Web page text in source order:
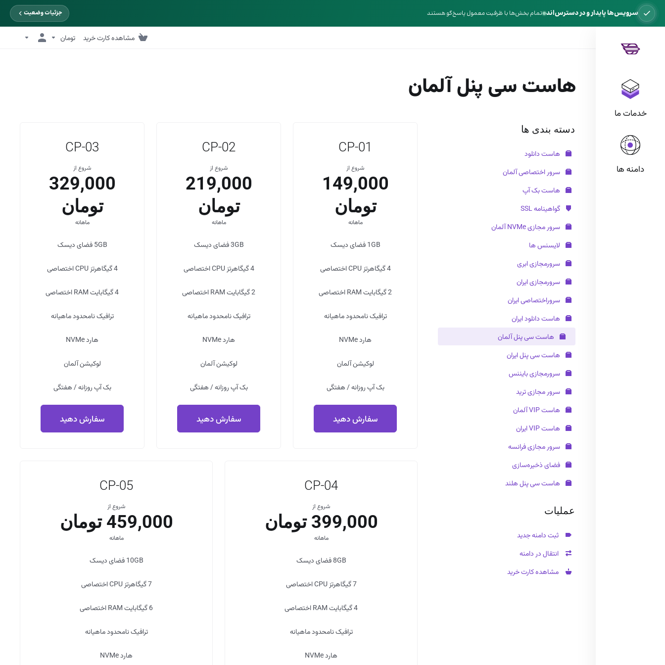
سرویس‌ها پایدار و در دسترس‌اند تمام بخش‌ها با ظرفیت معمول پاسخ‌گو هستند جزئیات وضعیت
خدمات ما
دامنه ها
مشاهده کارت خرید تومان
هاست سی پنل آلمان
دسته بندی ها
هاست دانلود
سرور اختصاصی آلمان
هاست بک آپ
گواهینامه SSL
سرور مجازی NVMe آلمان
لایسنس ها
سرورمجازی ابری
سرورمجازی ایران
سروراختصاصی ایران
هاست دانلود ایران
هاست سی پنل آلمان
هاست سی پنل ایران
سرورمجازی بایننس
سرور مجازی ترید
هاست VIP آلمان
هاست VIP ایران
سرور مجازی فرانسه
فضای ذخیره‌سازی
هاست سی پنل هلند
عملیات
ثبت دامنه جدید
انتقال در دامنه
مشاهده کارت خرید
CP-01
شروع از
149,000
تومان
ماهانه
1GB فضای دیسک
4 گیگاهرتز CPU اختصاصی
2 گیگابایت
ترافیکنامحدودماهیانه
هاردNVMe
لوکیشنآلمان
بک آپ روزانه/ هفتگی
سفارش دهید
CP-02
شروع از
219,000
تومان
ماهانه
3GBفضای دیسک
4 گیگاهرتز CPU اختصاصی
2 گیگابایت
ترافیکنامحدودماهیانه
هاردNVMe
لوکیشنآلمان
بک آپ روزانه/ هفتگی
سفارش دهید
CP-03
شروع از
329,000
تومان
ماهانه
5GB فضای دیسک
4 گیگاهرتز CPU اختصاصی
4 گیگابایت
ترافیکنامحدودماهیانه
هاردNVMe
لوکیشنآلمان
بک آپ روزانه/ هفتگی
سفارش دهید
CP-04
شروع از
399,000 تومان
ماهانه
8GBفضای دیسک
7 گیگاهرتز CPU اختصاصی
4 گیگابایت
ترافیکنامحدودماهیانه
هاردNVMe
CP-05
شروع از
459,000 تومان
ماهانه
10GB فضای دیسک
7 گیگاهرتز CPU اختصاصی
6 گیگابایت
ترافیکنامحدودماهیانه
هاردNVMe